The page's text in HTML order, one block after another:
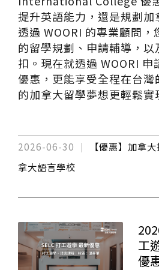
提升英語能力，還是規劃加
透過 WOORI 的專業顧問，
的留學規劃、申請輔導，
扣。現在就透過 WOORI 申
優惠，更能享受全程在台灣
的加拿大留學夢想更輕鬆實
2026-06-30 【優惠】加拿
拿大語言學校
工
優